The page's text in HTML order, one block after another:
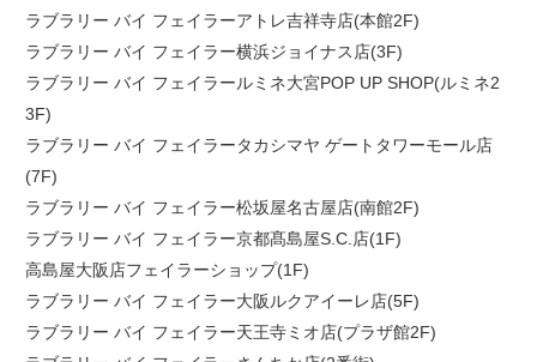
ラブラリー バイ フェイラーアトレ吉祥寺店(本館2F)
ラブラリー バイ フェイラー横浜ジョイナス店(3F)
ラブラリー バイ フェイラールミネ大宮POP UP SHOP(ルミネ2
3F)
ラブラリー バイ フェイラータカシマヤ ゲートタワーモール店
(7F)
ラブラリー バイ フェイラー松坂屋名古屋店(南館2F)
ラブラリー バイ フェイラー京都髙島屋S.C.店(1F)
高島屋大阪店フェイラーショップ(1F)
ラブラリー バイ フェイラー大阪ルクアイーレ店(5F)
ラブラリー バイ フェイラー天王寺ミオ店(プラザ館2F)